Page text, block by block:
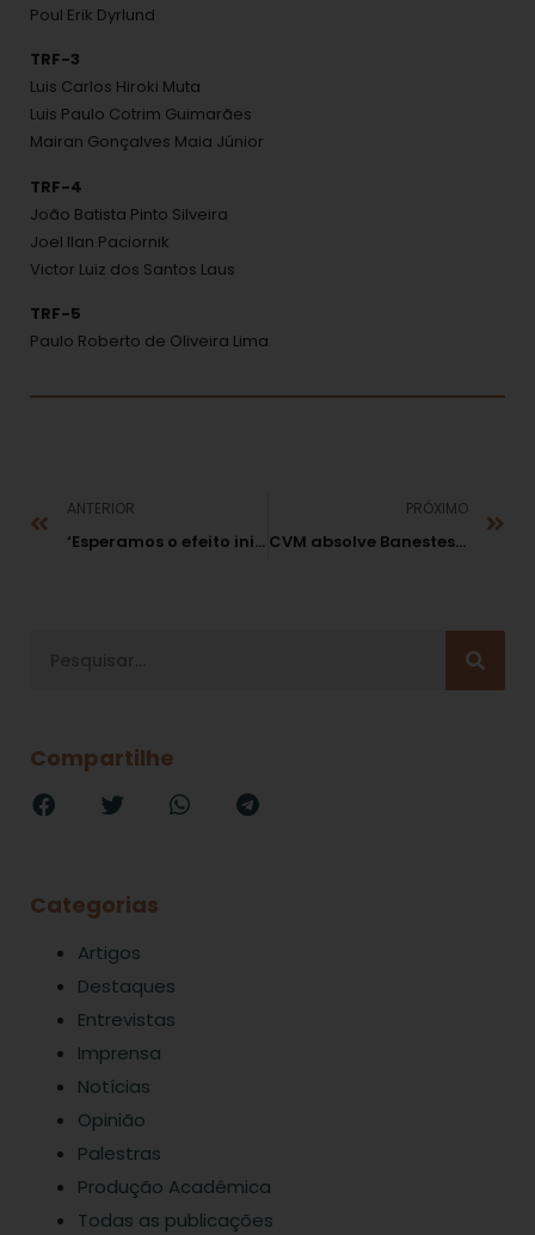
Poul Erik Dyrlund
TRF-3
Luis Carlos Hiroki Muta
Luis Paulo Cotrim Guimarães
Mairan Gonçalves Maia Júnior
TRF-4
João Batista Pinto Silveira
Joel Ilan Paciornik
Victor Luiz dos Santos Laus
TRF-5
Paulo Roberto de Oliveira Lima
ANTERIOR
‘Esperamos o efeito inibidor dessa lei’, diz ministro da CGU sobre Lei Anticorrupção
PRÓXIMO
CVM absolve Banestes e ex-administradores
Compartilhe
Categorias
Artigos
Destaques
Entrevistas
Imprensa
Notícias
Opinião
Palestras
Produção Acadêmica
Todas as publicações